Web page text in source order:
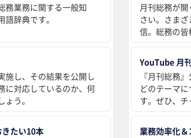
務業務に関する一般知
辞典です。
月刊総務が
さい。さま
信。総務の皆
施し、その結果を公開し
に対応しているのか、何
う。
YouTube 月
『月刊総務
どのテーマ
す。ぜひ、
たい10本
業務効率化